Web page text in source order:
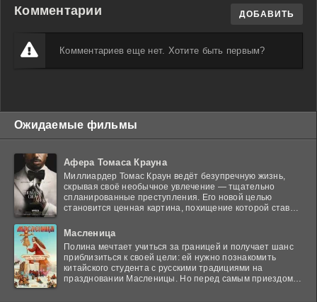
Комментарии ДОБАВИТЬ
Комментариев еще нет. Хотите быть первым?
Ожидаемые фильмы
Афера Томаса Крауна
Миллиардер Томас Краун ведёт безупречную жизнь,
скрывая своё необычное увлечение — тщательно
спланированные преступления. Его новой целью
становится ценная картина, похищение которой ставит
Масленица
Полина мечтает учиться за границей и получает шанс
приблизиться к своей цели: ей нужно познакомить
китайского студента с русскими традициями на
праздновании Масленицы. Но перед самым приездом